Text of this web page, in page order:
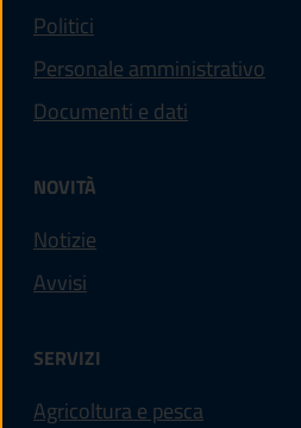
Politici
Personale amministrativo
Documenti e dati
NOVITÀ
Notizie
Avvisi
SERVIZI
Agricoltura e pesca